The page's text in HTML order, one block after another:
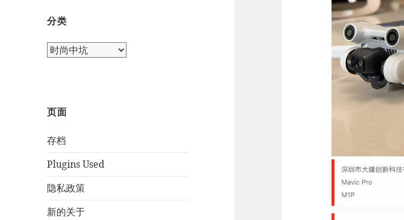
分类
页面
存档
Plugins Used
隐私政策
新的关于